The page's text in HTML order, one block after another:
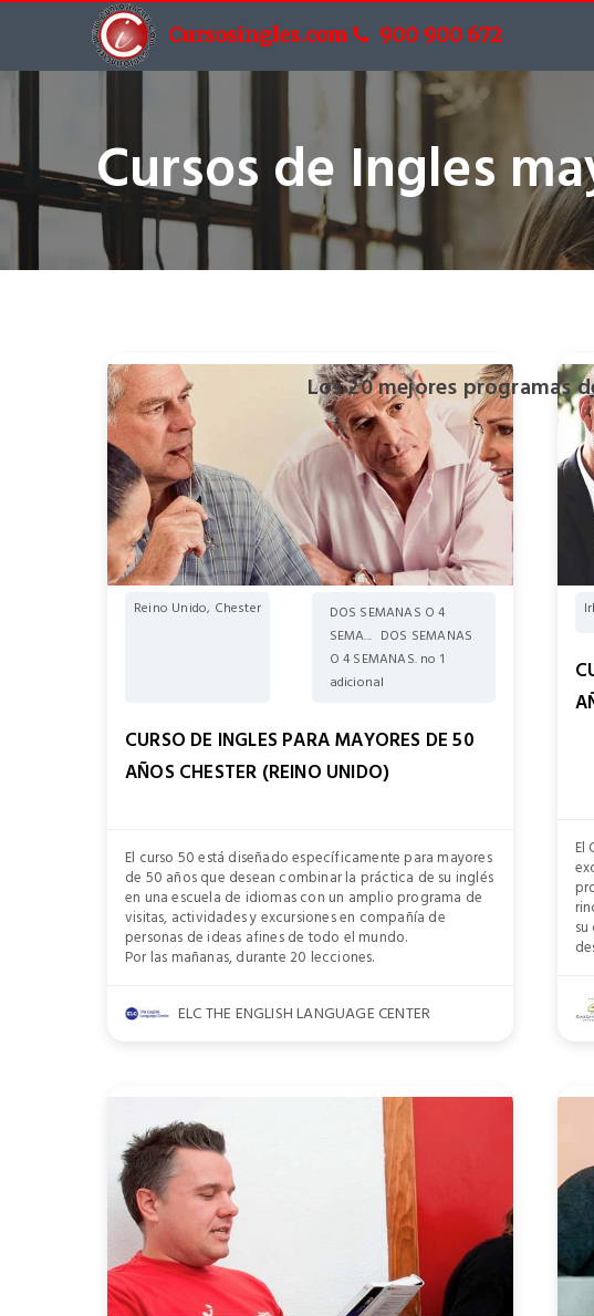
Cursosingles.com 900 900 672
Cursos de Ingles
Los 20 mejores programas
Reino Unido, Chester
DOS SEMANAS O 4
SEMA... DOS SEMANAS
O 4 SEMANAS. no 1
adicional
CURSO DE INGLES PARA MAYORES DE 50
AÑOS CHESTER (REINO UNIDO)
El curso 50 está diseñado específicamente para mayores
de 50 años que desean combinar la práctica de su inglés
en una escuela de idiomas con un amplio programa de
visitas, actividades y excursiones en compañía de
personas de ideas afines de todo el mundo.
Por las mañanas, durante 20 lecciones.
ELC THE ENGLISH LANGUAGE CENTER
El